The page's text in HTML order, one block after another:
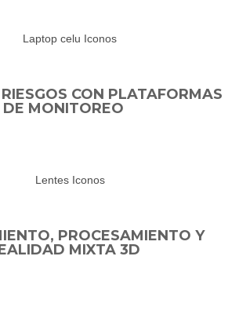
CON PLATAFORMAS
DE MONITOREO
PROCESAMIENTO Y
MIXTA 3D